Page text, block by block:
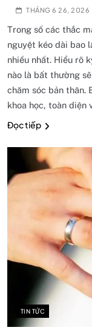
THÁNG 6 26, 2026
Trong số các thắc
nguyệt kéo dài bao
nhiều nhất. Hiểu rõ
nào là bất thường
chăm sóc bản thân.
khoa học, toàn diện
Đọc tiếp
TIN TỨC